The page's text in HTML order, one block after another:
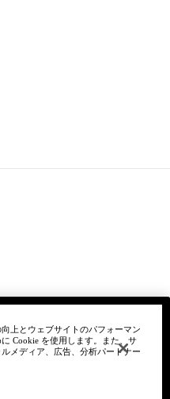
reserved.
上とウェブサイトのパフォーマン
Cookie を使用します。また、サ
メディア、広告、分析パートナー